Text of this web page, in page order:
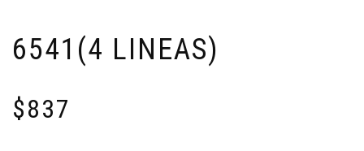
6541(4 LINEAS)
$837